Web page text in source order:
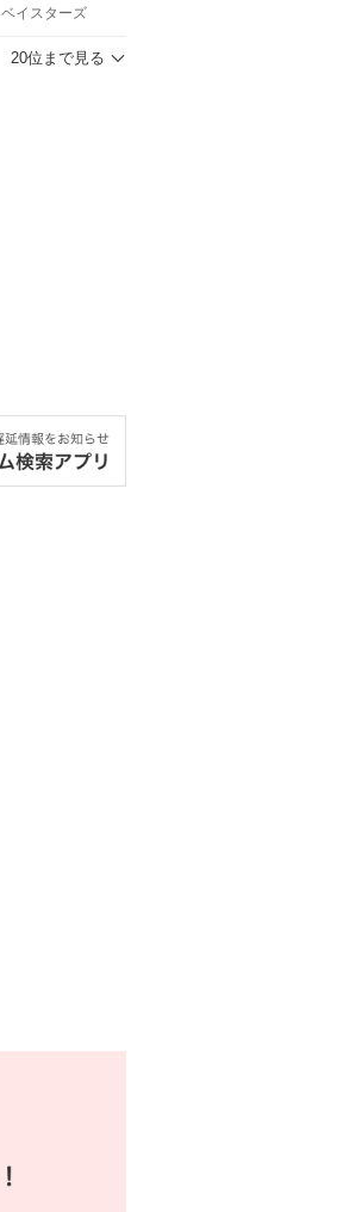
ベイスターズ
20位まで見る